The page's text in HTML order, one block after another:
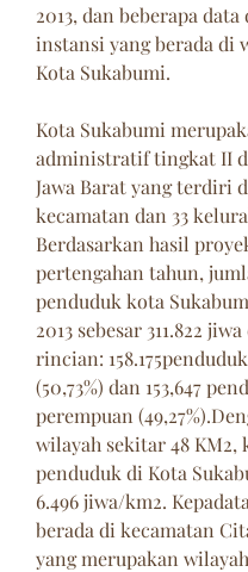
2013, dan beberapa data
instansi yang berada di
Kota Sukabumi.
Kota Sukabumi
administratif tingkat II
Jawa Barat yang terdiri
kecamatan dan 33
Berdasarkan hasil
pertengahan tahun,
penduduk kota
2013 sebesar 311.822
rincian:
(50,73%) dan 153,647
perempuan
wilayah sekitar 48 KM2,
penduduk di Kota
6.496 jiwa/km2.
berada di kecamatan
yang merupakan wilayah